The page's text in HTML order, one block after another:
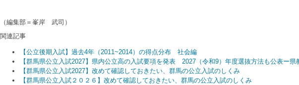
（編集部＝峯岸 武司）
関連記事
【公立後期入試】過去4年（2011~2014）の得点分布 社会編
【群馬県公立入試2027】県内公立高の入試要項を発表 2027（令和9）年度選抜方法も公表ー県
【群馬県公立入試2027】改めて確認しておきたい、群馬の公立入試のしくみ
【群馬県公立入試２０２６】改めて確認しておきたい、群馬の公立入試のしくみ